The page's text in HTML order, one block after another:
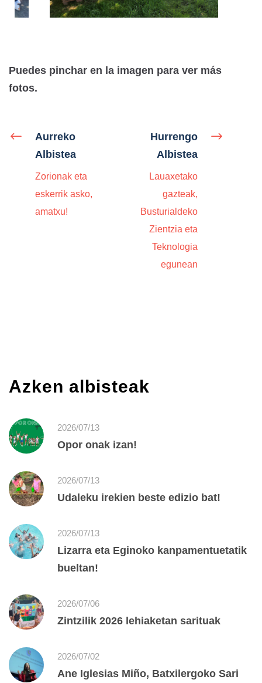
Puedes pinchar en la imagen para ver más
fotos.
Aurreko
Albistea
Zorionak eta
eskerrik asko,
amatxu!
Hurrengo
Albistea
Lauaxetako
gazteak,
Busturialdeko
Zientzia eta
Teknologia
egunean
Azken albisteak
2026/07/13
Opor onak izan!
2026/07/13
Udaleku irekien beste edizio bat!
2026/07/13
Lizarra eta Eginoko kanpamentuetatik
bueltan!
2026/07/06
Zintzilik 2026 lehiaketan sarituak
2026/07/02
Ane Iglesias Miño, Batxilergoko Sari